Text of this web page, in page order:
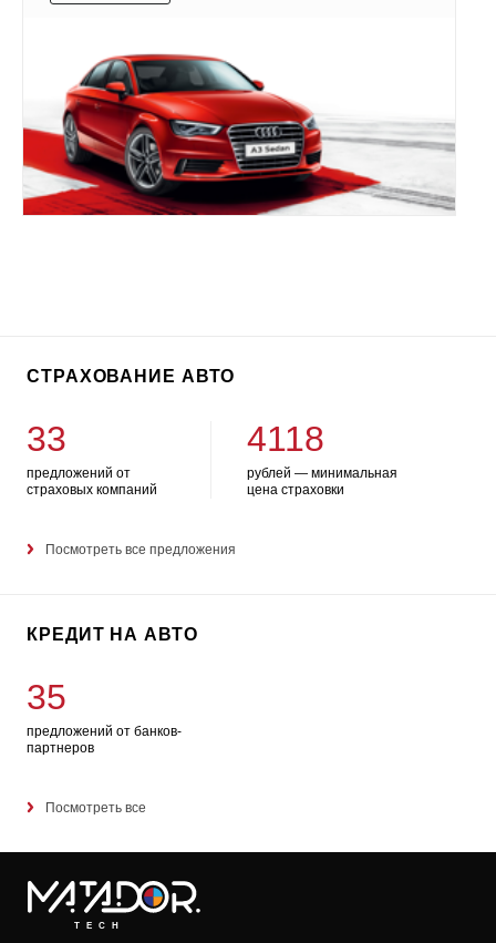
СТРАХОВАНИЕ АВТО
33
предложений от
страховых компаний
4118
рублей — минимальная
цена страховки
Посмотреть все предложения
КРЕДИТ НА АВТО
35
предложений от банков-
партнеров
Посмотреть все
TECH